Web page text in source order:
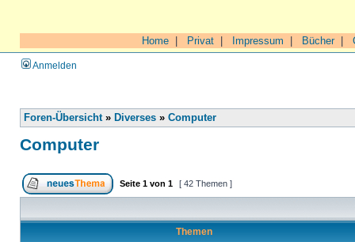
Home Privat Impressum Bücher|
Anmelden
Foren-Übersicht» Diverses » Computer
Computer
Seite 1 von 1 [ 42 Themen ]
Themen